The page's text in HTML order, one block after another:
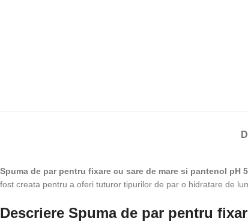
Spuma de par pentru fixare cu sare de mare si pantenol pH
fost creata pentru a oferi tuturor tipurilor de par o hidratare de
Descriere Spuma de par pentru